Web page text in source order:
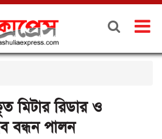
মিটার রিডার ও
বন্ধন পালন